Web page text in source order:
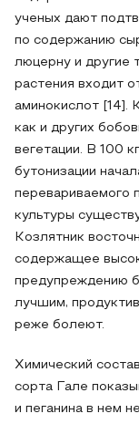
ученых дают
по содержанию
люцерну и другие
растения входит
аминокислот [14].
как и других
вегетации. В 100
бутонизации
перевариваемого
культуры
Козлятник
содержащее
предупреждению
лучшим,
реже болеют.
Химический
сорта Гале
и пеганина в нем